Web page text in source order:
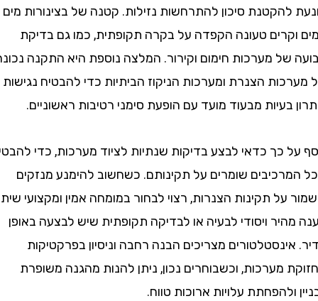
סיכון להתרחשות נזילות. קטנה של בצינורות מים
טעונה הקפדה על בקרה תקופתית, כמו גם בדיקת
מערכות חימום וקירור. המלצה נוספת היא התקנה נכונה
הצנרת ומערכות הניקוז הביתיות כדי להבטיח נגישות
בעיות מבעוד מועד עם הופעת סימני רטיבות ראשוניים.
כך כדאי לבצע בדיקות שנתיות לציוד מערכות, כדי להבטיח
שומרים על תקינותם. כשחשוב להימנע מנזקים
על תקינות הצנרות, רצוי לבחור במומחה אמין ומקצועי שיתן
ויסודי לבעיה או לבדיקה תקופתית שיש לבצעה באופן
מצריכים הבנה רחבה וניסיון בפרקטיקות
מערכות, וכשבוחרים נכון, ניתן להנות מהגנה משופרת
עלויות ארוכות טווח.